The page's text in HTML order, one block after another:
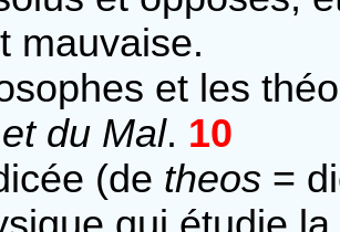
mauvaise.
et les
du Mal. 10
(de theos =